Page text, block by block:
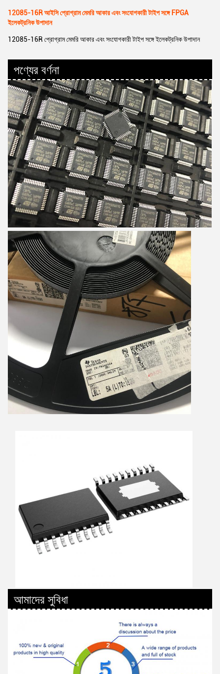
12085-16R আইসি প্রোগ্রাম মেমরি আকার এবং সংযোগকারী টাইপ সঙ্গে FPGA
ইলেকট্রনিক উপাদান
12085-16R প্রোগ্রাম মেমরি আকার এবং সংযোগকারী টাইপ সঙ্গে ইলেকট্রনিক উপাদান
পণ্যের বর্ণনা
আমাদের সুবিধা